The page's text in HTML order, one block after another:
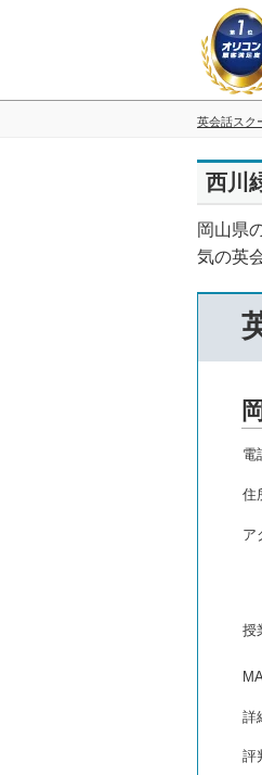
英会話スク
西川
岡山県
気の英